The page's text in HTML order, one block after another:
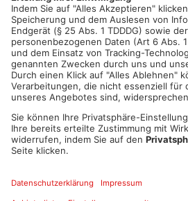
unkorrekt. Wenn ein Engländer und
die EU als Thema natürlich nicht
wie ein gemeinsames Europa
Datum und Uhrzeit
Do. 13. Okt. 2022, 20:00 Uhr - Do. 13.
ICAL GOOGLE YAHOO
Hofgarten-Kabarett Aschaffenburg